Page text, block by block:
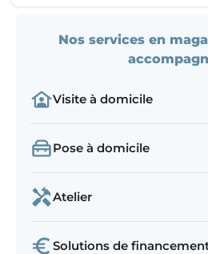
Nos services en
Visite à domicile
Pose à domicile
Atelier
Solutions de